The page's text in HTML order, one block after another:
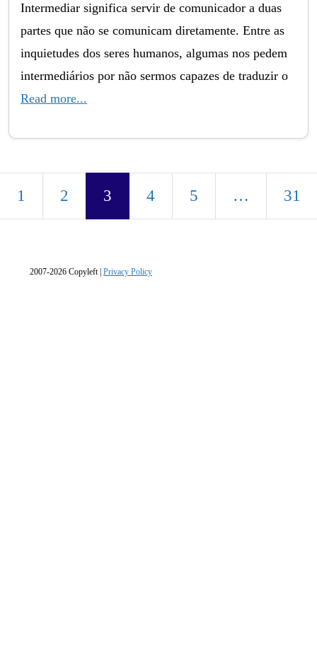
Intermediar significa servir de comunicador a duas
partes que não se comunicam diretamente. Entre as
inquietudes dos seres humanos, algumas nos pedem
intermediários por não sermos capazes de traduzir o
Read more...
Posts navigation
1 2 3 4 5 … 31
2007-2026 Copyleft | Privacy Policy